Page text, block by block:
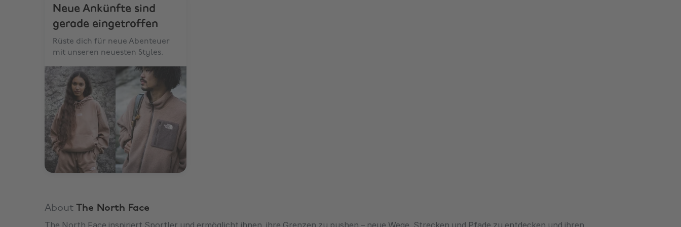
Neue Ankünfte sind
gerade eingetroffen
Rüste dich für neue Abenteuer
mit unseren neuesten Styles.
About The North Face
The North Face inspiriert Sportler und ermöglicht ihnen, ihre Grenzen zu pushen – neue Wege, Strecken und Pfade zu entdecken und ihren